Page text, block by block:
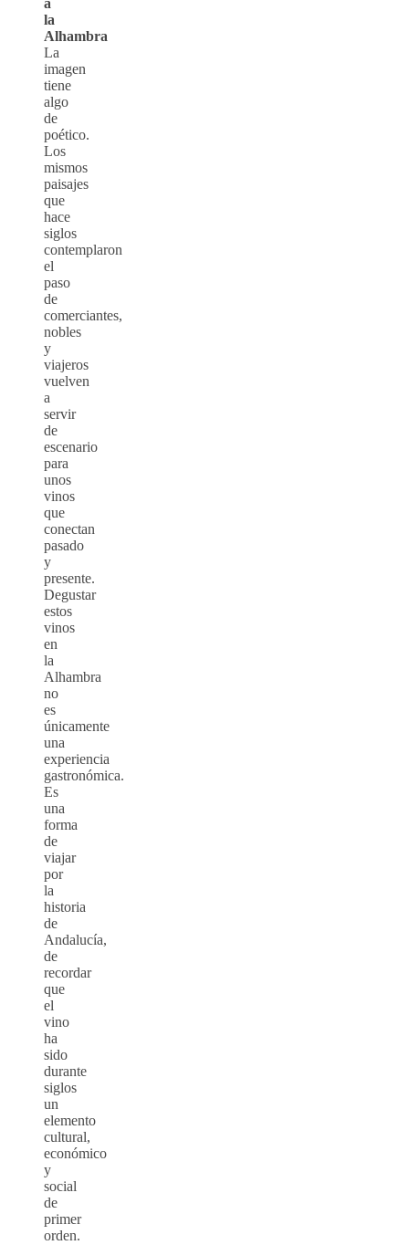
a
la
Alhambra
La
imagen
tiene
algo
de
poético.
Los
mismos
paisajes
que
hace
siglos
contemplaron
el
paso
de
comerciantes,
nobles
y
viajeros
vuelven
a
servir
de
escenario
para
unos
vinos
que
conectan
pasado
y
presente.
Degustar
estos
vinos
en
la
Alhambra
no
es
únicamente
una
experiencia
gastronómica.
Es
una
forma
de
viajar
por
la
historia
de
Andalucía,
de
recordar
que
el
vino
ha
sido
durante
siglos
un
elemento
cultural,
económico
y
social
de
primer
orden.